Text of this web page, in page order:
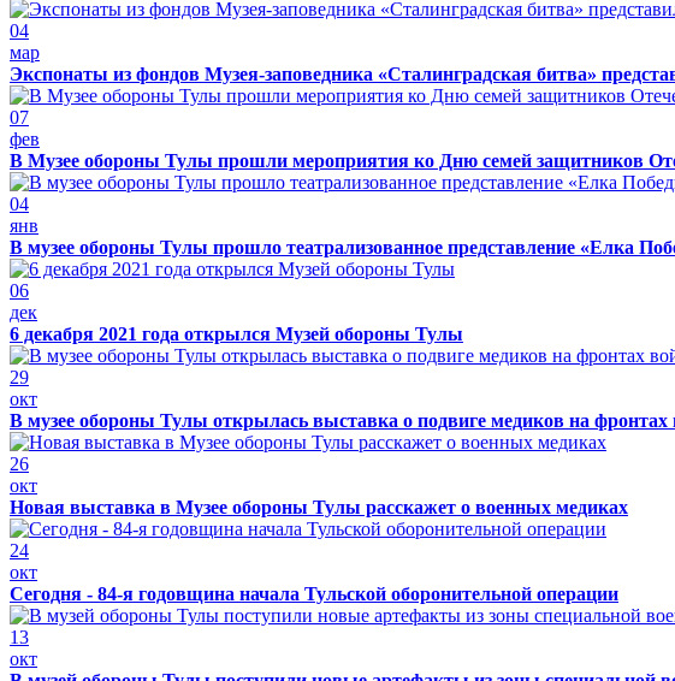
04
мар
Экспонаты из фондов Музея-заповедника «Сталинградская битва»
07
фев
В Музее обороны Тулы прошли мероприятия ко Дню семей защитников
04
янв
В музее обороны Тулы прошло театрализованное представление «Елка
06
дек
6 декабря 2021 года открылся Музей обороны Тулы
29
окт
В музее обороны Тулы открылась выставка о подвиге медиков на
26
окт
Новая выставка в Музее обороны Тулы расскажет о военных медиках
24
окт
Сегодня - 84-я годовщина начала Тульской оборонительной операции
13
окт